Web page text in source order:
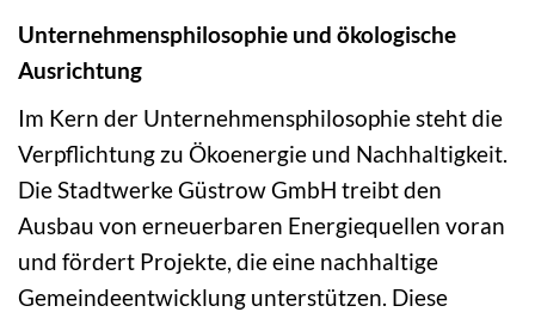
Unternehmensphilosophie und ökologische
Ausrichtung
Im Kern der Unternehmensphilosophie steht die
Verpflichtung zu Ökoenergie und Nachhaltigkeit.
Die Stadtwerke Güstrow GmbH treibt den
Ausbau von erneuerbaren Energiequellen voran
und fördert Projekte, die eine nachhaltige
Gemeindeentwicklung unterstützen. Diese